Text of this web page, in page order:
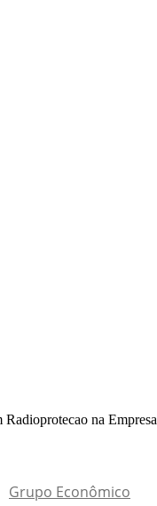
na Empresa
Grupo Econômico